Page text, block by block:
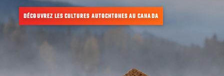
DÉCOUVREZ LES CULTURES AUTOCHTONES AU CANADA